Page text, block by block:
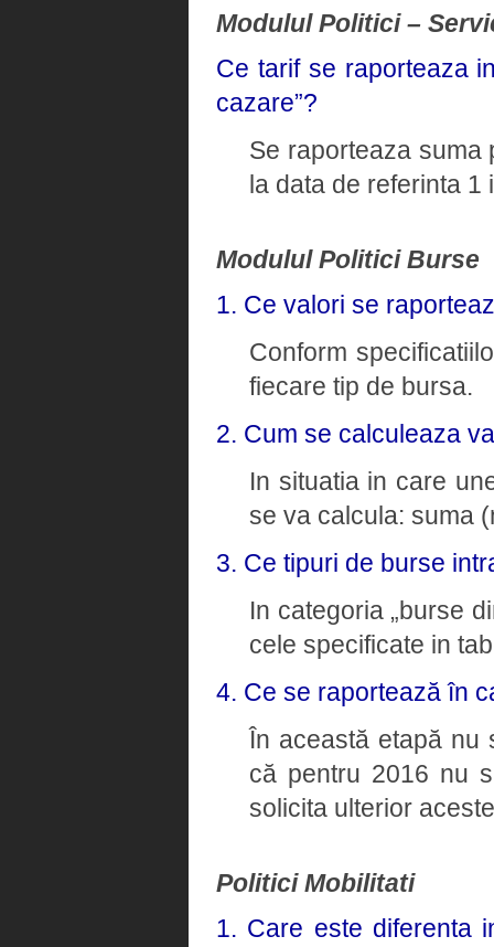
Modulul Politici –
Ce tarif se raporteaza
cazare”?
Se raporteaza suma
la data de referinta 1
Modulul Politici Burse
1. Ce valori se
Conform
fiecare tip de bursa.
2. Cum se calculeaza
In situatia in care
se va calcula: suma
3. Ce tipuri de burse
In categoria „burse
cele specificate in
4. Ce se raportează în
În această etapă nu
că pentru 2016 nu
solicita ulterior
Politici Mobilitati
1. Care este diferenta